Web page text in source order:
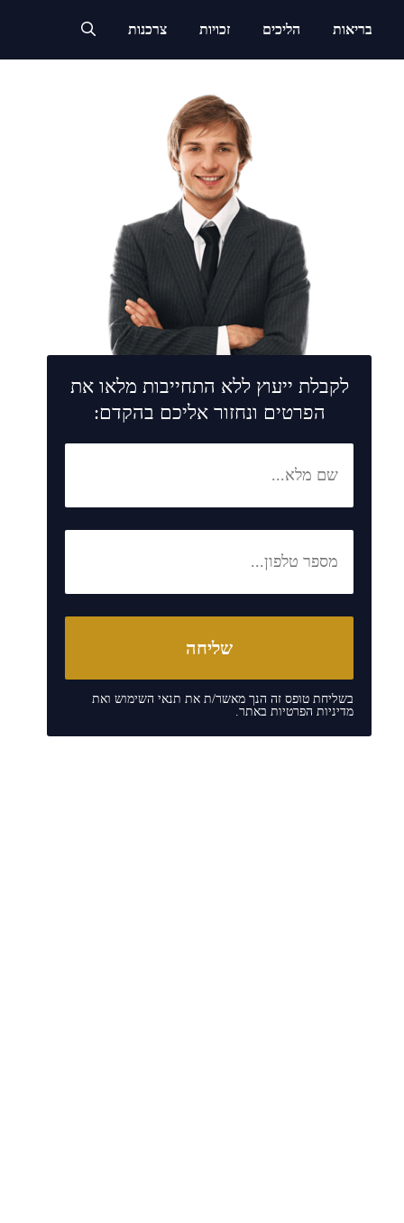
בריאות הליכים זכויות צרכנות
לקבלת ייעוץ ללא התחייבות מלאו את
הפרטים ונחזור אליכם בהקדם:
בשליחת טופס זה הנך מאשר/ת את תנאי השימושואת
מדיניות הפרטיותבאתר.